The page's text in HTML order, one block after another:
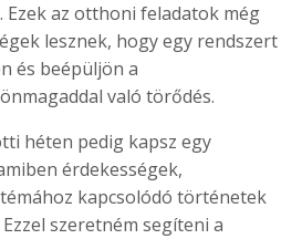
Ezek az otthoni feladatok még
lesznek, hogy egy rendszert
és beépüljön a
való törődés.
héten pedig kapsz egy
érdekességek,
kapcsolódó történetek
szeretném segíteni a